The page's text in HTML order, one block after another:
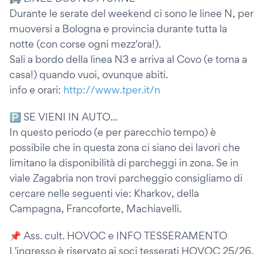
Durante le serate del weekend ci sono le linee N, per
muoversi a Bologna e provincia durante tutta la
notte (con corse ogni mezz'ora!).
Sali a bordo della linea N3 e arriva al Covo (e torna a
casa!) quando vuoi, ovunque abiti.
info e orari: http://www.tper.it/n
🅿 SE VIENI IN AUTO...
In questo periodo (e per parecchio tempo) è
possibile che in questa zona ci siano dei lavori che
limitano la disponibilità di parcheggi in zona. Se in
viale Zagabria non trovi parcheggio consigliamo di
cercare nelle seguenti vie: Kharkov, della
Campagna, Francoforte, Machiavelli.
📌 Ass. cult. HOVOC e INFO TESSERAMENTO
L'ingresso è riservato ai soci tesserati HOVOC 25/26.